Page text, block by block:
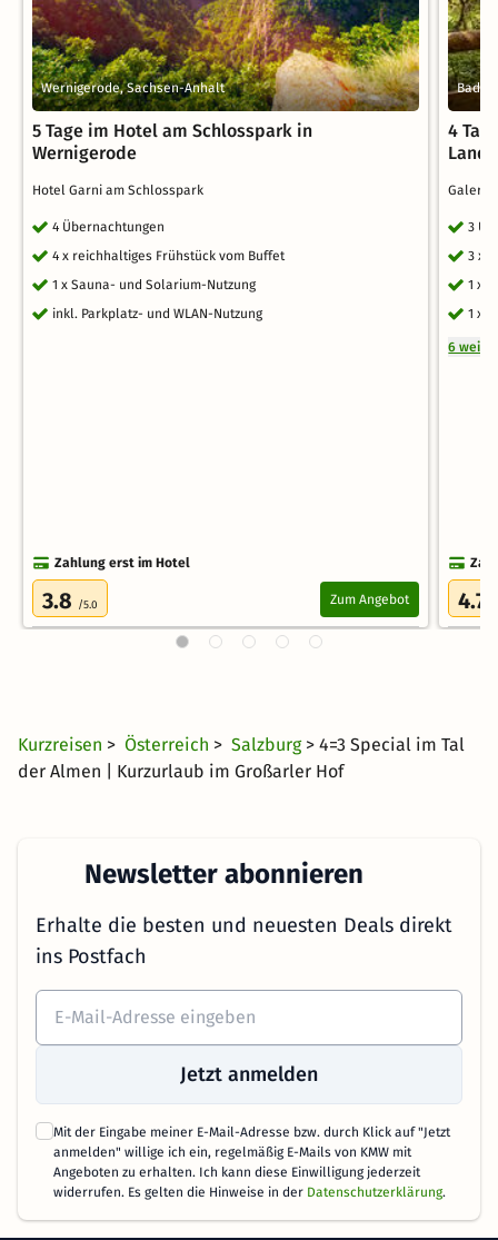
Wernigerode, Sachsen-Anhalt
5 Tage im Hotel am Schlosspark in
Wernigerode
Hotel Garni am Schlosspark
4 Übernachtungen
4 x reichhaltiges Frühstück vom Buffet
1 x Sauna- und Solarium-Nutzung
inkl. Parkplatz- und WLAN-Nutzung
Zahlung erst im Hotel
3.8 /5.0 Zum Angebot
Bad
4
Land
3
3 x
1 x
1 x
6
4.7
Kurzreisen > Österreich > Salzburg > 4=3 Special im Tal
der Almen | Kurzurlaub im Großarler Hof
Newsletter abonnieren
Erhalte die besten und neuesten Deals direkt
ins Postfach
Jetzt anmelden
Mit der Eingabe meiner E-Mail-Adresse bzw. durch Klick auf "Jetzt
anmelden" willige ich ein, regelmäßig E-Mails von KMW mit
Angeboten zu erhalten. Ich kann diese Einwilligung jederzeit
widerrufen. Es gelten die Hinweise in der Datenschutzerklärung.